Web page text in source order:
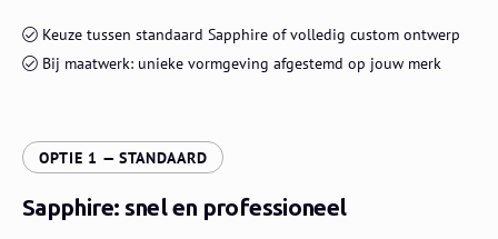
Keuze tussen standaard Sapphire of volledig custom ontwerp
Bij maatwerk: unieke vormgeving afgestemd op jouw merk
OPTIE 1 — STANDAARD:
Sapphire: snel en professioneel